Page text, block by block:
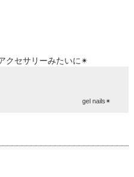
クセサリーみたいに✴︎
gel nails✴︎